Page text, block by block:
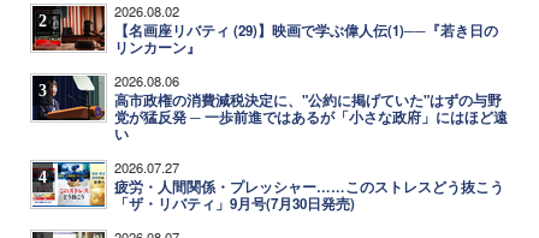
2 2026.08.02
【名画座リバティ (29)】映画で学ぶ偉人伝(1)──『若き日の
リンカーン』
3 2026.08.06
高市政権の消費減税決定に、"公約に掲げていた"はずの与野
党が猛反発 ─ 一歩前進ではあるが「小さな政府」にはほど遠
い
4 2026.07.27
疲労・人間関係・プレッシャー……このストレスどう抜こう
「ザ・リバティ」9月号(7月30日発売)